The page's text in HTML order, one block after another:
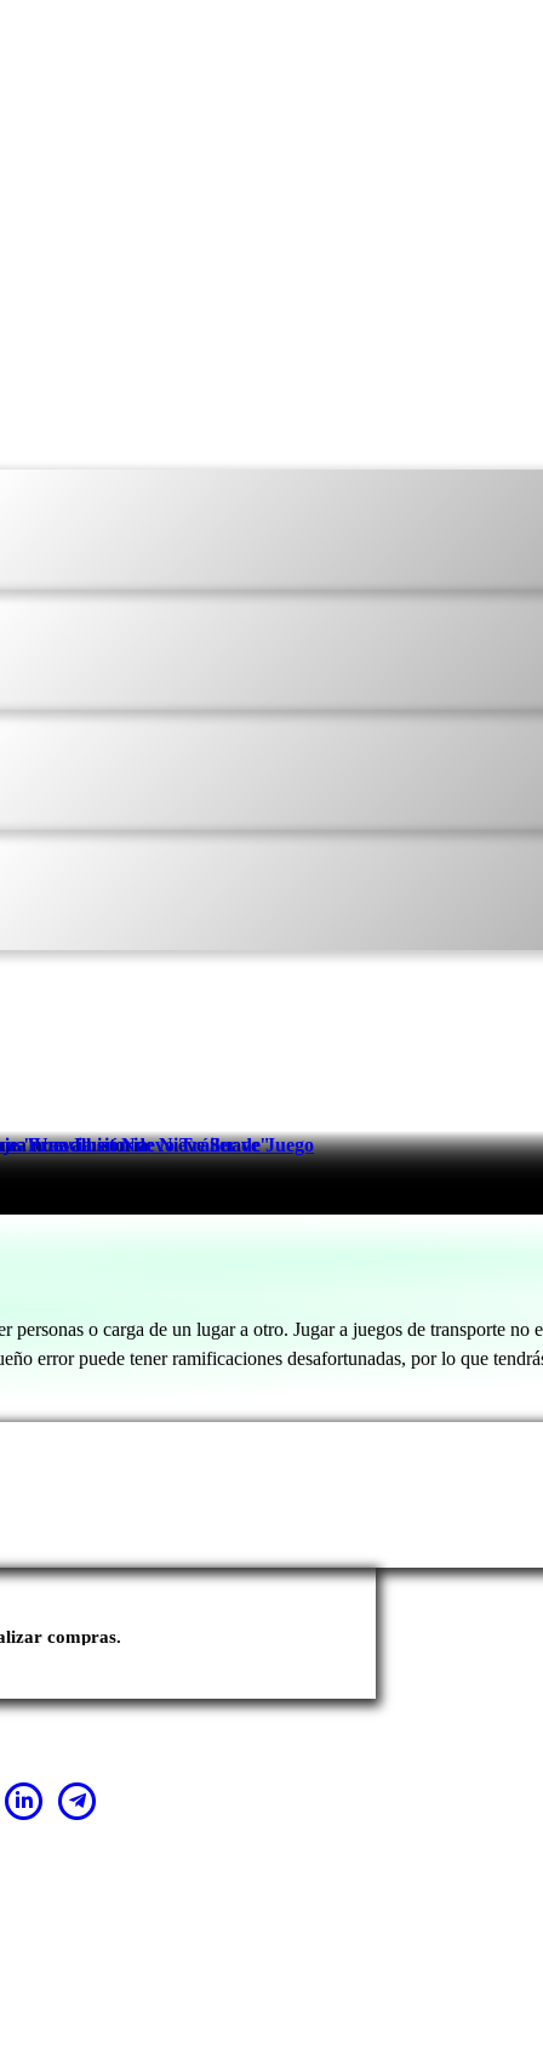
nueva historia
"Una Ilusión de Nieve Suave"
Francia en Nuevo Tráiler de Juego
o carga de un lugar a otro. Jugar a juegos de transporte
error puede tener ramificaciones desafortunadas, por lo que
compras.